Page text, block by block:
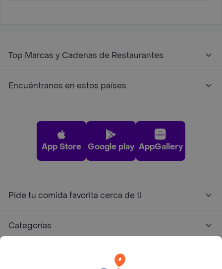
Top Marcas y Cadenas de Restaurantes
Encuéntranos en estos países
App Store Google play AppGallery
Pide tu comida favorita cerca de ti
Categorías